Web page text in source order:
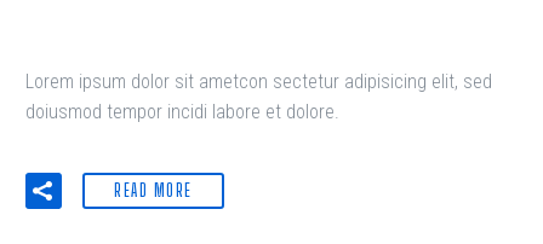
Lorem ipsum dolor sit ametcon sectetur adipisicing elit, sed
doiusmod tempor incidi labore et dolore.
READ MORE